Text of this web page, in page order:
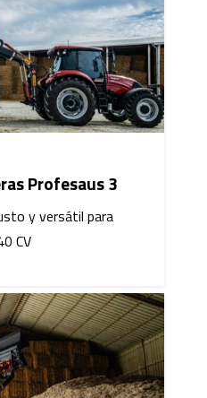
Profesaus 3
y versátil para
CV